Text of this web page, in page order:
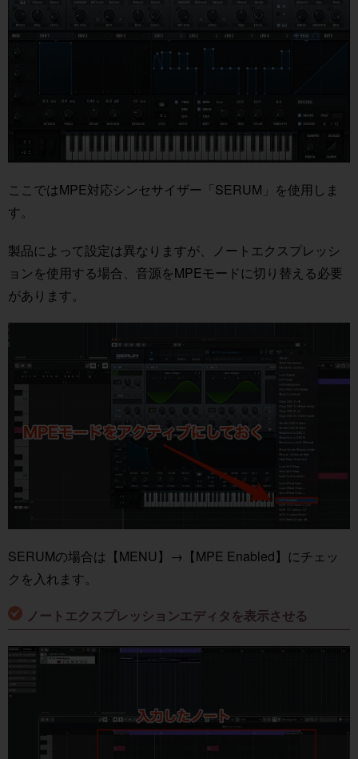
ここではMPE対応シンセサイザー「SERUM」を使用しま
す。
製品によって設定は異なりますが、ノートエクスプレッシ
ョンを使用する場合、音源をMPEモードに切り替える必要
があります。
SERUMの場合は【MENU】→【MPE Enabled】にチェッ
クを入れます。
ノートエクスプレッションエディタを表示させる